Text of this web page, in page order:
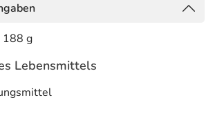
verteilt auf 2-3 Portionen zu oder
Tagesportion (5 Kapseln)
188 g
Lebensmittels